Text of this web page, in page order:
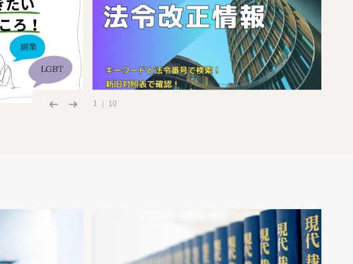
3 ｜ 10